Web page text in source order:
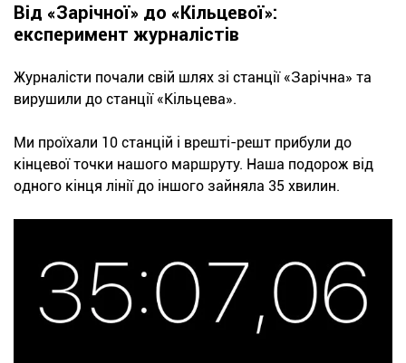
Від «Зарічної» до «Кільцевої»:
експеримент журналістів
Журналісти почали свій шлях зі станції «Зарічна» та
вирушили до станції «Кільцева».
Ми проїхали 10 станцій і врешті-решт прибули до
кінцевої точки нашого маршруту. Наша подорож від
одного кінця лінії до іншого зайняла 35 хвилин.